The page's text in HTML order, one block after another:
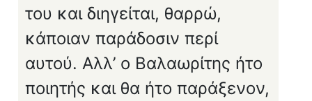
του και διηγείται, θαρρώ,
κάποιαν παράδοσιν περί
αυτού. Αλλ’ ο Βαλαωρίτης ήτο
ποιητής και θα ήτο παράξενον,